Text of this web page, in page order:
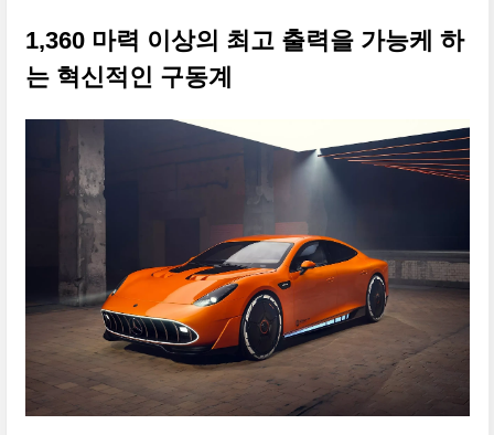
1,360 마력 이상의 최고 출력을 가능케 하
는 혁신적인 구동계